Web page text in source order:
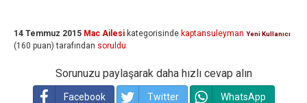
14 Temmuz 2015 Mac Ailesi kategorisinde kaptansuleyman Yeni Kullanıcı
(160 puan) tarafından soruldu
Sorunuzu paylaşarak daha hızlı cevap alın
Facebook Twitter WhatsApp